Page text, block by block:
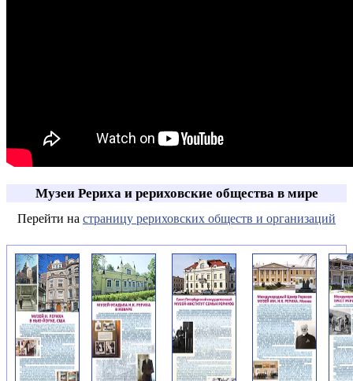
Музеи Рериха и рериховские общества в мире
Перейти на страницу рериховских обществ и организаций